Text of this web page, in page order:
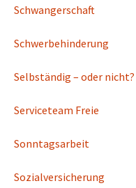
Schwangerschaft
Schwerbehinderung
Selbständig – oder nicht?
Serviceteam Freie
Sonntagsarbeit
Sozialversicherung